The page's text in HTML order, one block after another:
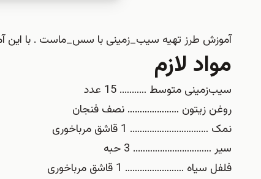
آموزش طرز تهیه سیب_زمینی با سس_ماست . با این
مواد لازم
سیب‌زمینی متوسط ……….. 15 عدد
روغن زیتون ………………… نصف فنجان
نمک ………………………….. 1 قاشق مرباخوری
سیر ………………………….. 3 حبه
فلفل سیاه …………………… 1 قاشق مرباخوری